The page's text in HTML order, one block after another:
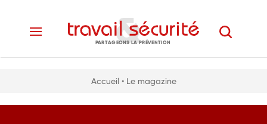
PARTAGEONS LA PRÉVENTION
Accueil • Le magazine